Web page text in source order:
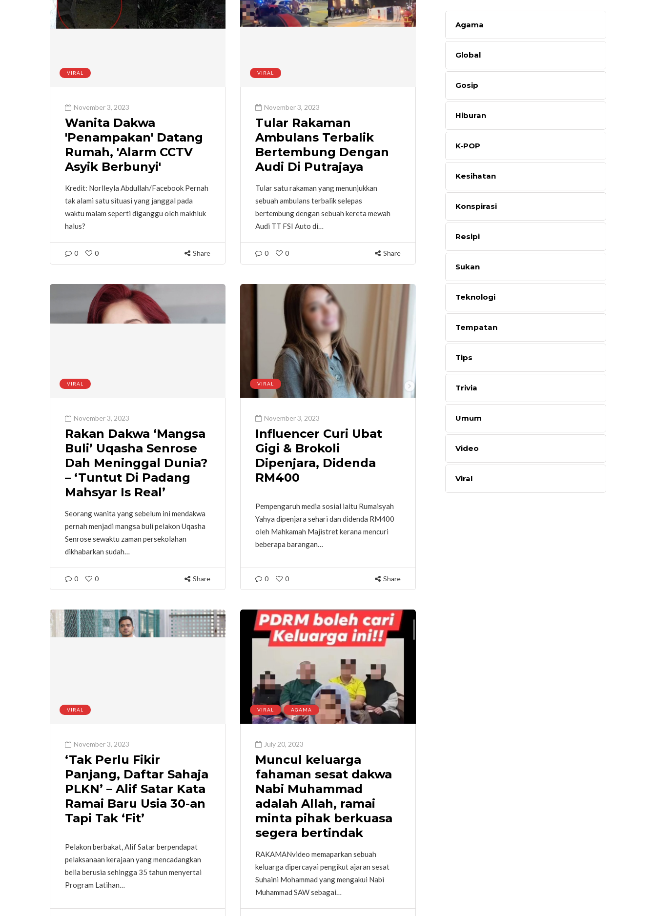
VIRAL
November 3, 2023
Wanita Dakwa
'Penampakan' Datang
Rumah, 'Alarm CCTV
Asyik Berbunyi'
Kredit: Norlleyla Abdullah/Facebook Pernah
tak alami satu situasi yang janggal pada
waktu malam seperti diganggu oleh makhluk
halus?
0 0 Share
VIRAL
November 3, 2023
Tular Rakaman
Ambulans Terbalik
Bertembung Dengan
Audi Di Putrajaya
Tular satu rakaman yang menunjukkan
sebuah ambulans terbalik selepas
bertembung dengan sebuah kereta mewah
Audi TT FSI Auto di…
0 0 Share
VIRAL
November 3, 2023
Rakan Dakwa ‘Mangsa
Buli’ Uqasha Senrose
Dah Meninggal Dunia?
– ‘Tuntut Di Padang
Mahsyar Is Real’
Seorang wanita yang sebelum ini mendakwa
pernah menjadi mangsa buli pelakon Uqasha
Senrose sewaktu zaman persekolahan
dikhabarkan sudah…
0 0 Share
VIRAL
November 3, 2023
Influencer Curi Ubat
Gigi & Brokoli
Dipenjara, Didenda
RM400
Pempengaruh media sosial iaitu Rumaisyah
Yahya dipenjara sehari dan didenda RM400
oleh Mahkamah Majistret kerana mencuri
beberapa barangan…
0 0 Share
VIRAL
November 3, 2023
‘Tak Perlu Fikir
Panjang, Daftar Sahaja
PLKN’ – Alif Satar Kata
Ramai Baru Usia 30-an
Tapi Tak ‘Fit’
Pelakon berbakat, Alif Satar berpendapat
pelaksanaan kerajaan yang mencadangkan
belia berusia sehingga 35 tahun menyertai
Program Latihan…
VIRAL AGAMA
July 20, 2023
Muncul keluarga
fahaman sesat dakwa
Nabi Muhammad
adalah Allah, ramai
minta pihak berkuasa
segera bertindak
RAKAMANvideo memaparkan sebuah
keluarga dipercayai pengikut ajaran sesat
Suhaini Mohammad yang mengakui Nabi
Muhammad SAW sebagai…
Agama
Global
Gosip
Hiburan
K-POP
Kesihatan
Konspirasi
Resipi
Sukan
Teknologi
Tempatan
Tips
Trivia
Umum
Video
Viral